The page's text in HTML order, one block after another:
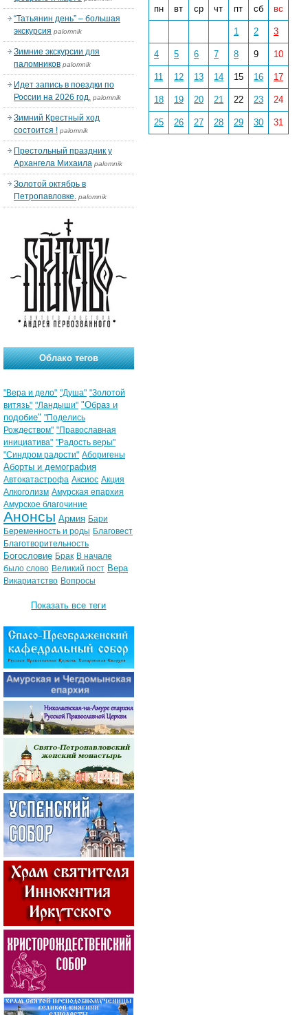
пн вт ср чт пт сб вс
1 2 3
4 5 6 7 8 9 10
11 12 13 14 15 16 17
18 19 20 21 22 23 24
25 26 27 28 29 30 31
“Татьянин день” – большая
экскурсия palomnik
Зимние экскурсии для
паломников palomnik
Идет запись в поездки по
России на 2026 год. palomnik
Зимний Крестный ход
состоится ! palomnik
Престольный праздник у
Архангела Михаила palomnik
Золотой октябрь в
Петропавловке. palomnik
Облако тегов
"Вера и дело" "Душа" "Золотой
витязь" "Ландыши" "Образ и
подобие" "Поделись
Рождеством" "Православная
инициатива" "Радость веры"
"Синдром радости" Аборигены
Аборты и демография
Автокатастрофа Аксиос Акция
Алкоголизм Амурская епархия
Амурское благочиние
Анонсы Армия Бари
Беременность и роды Благовест
Благотворительность
Богословие Брак В начале
было слово Великий пост Вера
Викариатство Вопросы
Показать все теги